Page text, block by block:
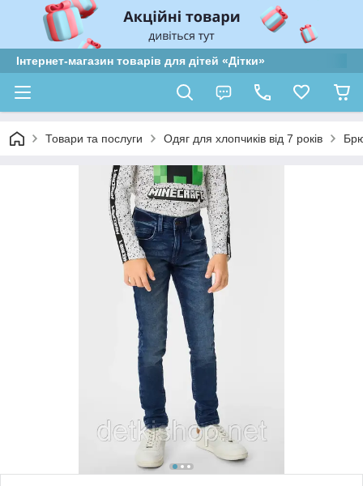
Інтернет-магазин товарів для дітей «Дітки»
Товари та послуги Одяг для хлопчиків від 7 років